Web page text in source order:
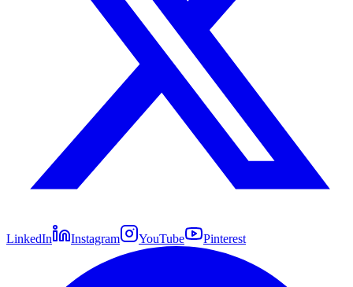
LinkedIn Instagram YouTube Pinterest